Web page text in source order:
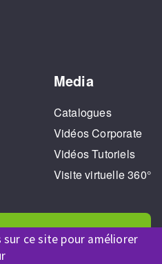
ce site pour améliorer
Media
Catalogues
Vidéos Corporate
Vidéos Tutoriels
Visite virtuelle 360°